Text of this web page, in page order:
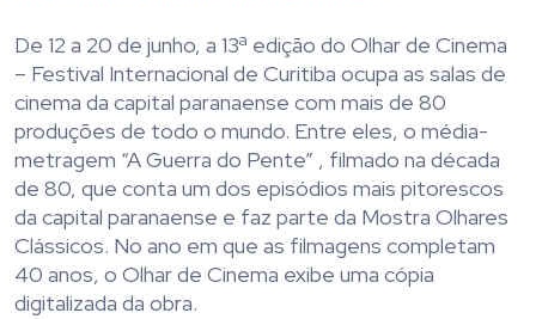
De 12 a 20 de junho, a 13ª edição do Olhar de Cinema
– Festival Internacional de Curitiba ocupa as salas de
cinema da capital paranaense com mais de 80
produções de todo o mundo. Entre eles, o média-
metragem “A Guerra do Pente” , filmado na década
de 80, que conta um dos episódios mais pitorescos
da capital paranaense e faz parte da Mostra Olhares
Clássicos. No ano em que as filmagens completam
40 anos, o Olhar de Cinema exibe uma cópia
digitalizada da obra.